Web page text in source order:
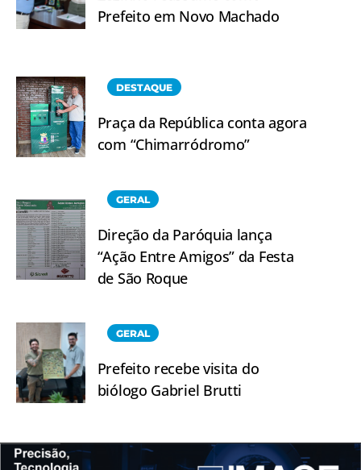
Prefeito em Novo Machado
DESTAQUE
Praça da República conta agora
com “Chimarródromo”
GERAL
Direção da Paróquia lança
“Ação Entre Amigos” da Festa
de São Roque
GERAL
Prefeito recebe visita do
biólogo Gabriel Brutti